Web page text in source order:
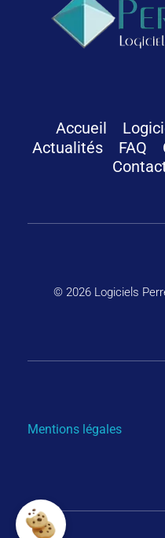
Accueil
Actualités
FAQ
© 2026 Logiciels
Mentions légales